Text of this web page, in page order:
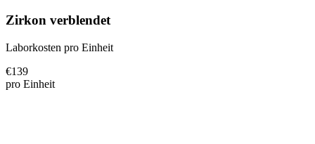
Zirkon verblendet
Laborkosten pro Einheit
€139
pro Einheit